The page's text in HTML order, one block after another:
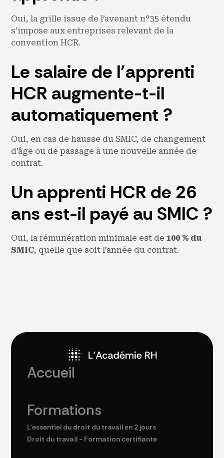
Oui, la grille issue de l’avenant n°35 étendu
s’impose aux entreprises relevant de la
convention HCR.
Le salaire de l’apprenti
HCR augmente-t-il
automatiquement ?
Oui, en cas de hausse du SMIC, de changement
d’âge ou de passage à une nouvelle année de
contrat.
Un apprenti HCR de 26
ans est-il payé au SMIC ?
Oui, la rémunération minimale est de100 % du
SMIC, quelle que soit l’année du contrat.
Accueil
Formations
L'essentiel du droit du travail en 2 jours
Droit du travail - Formation certifiante